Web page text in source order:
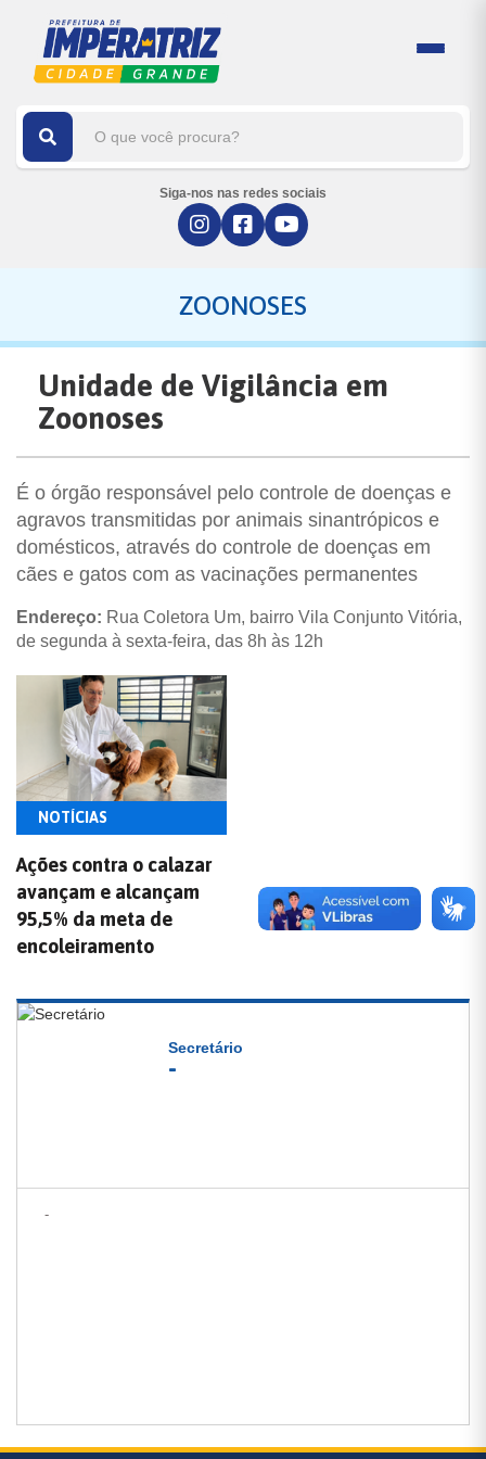
Siga-nos nas redes sociais
ZOONOSES
Unidade de Vigilância em
Zoonoses
É o órgão responsável pelo controle de doenças e
agravos transmitidas por animais sinantrópicos e
domésticos, através do controle de doenças em
cães e gatos com as vacinações permanentes
Endereço: Rua Coletora Um, bairro Vila Conjunto Vitória,
de segunda à sexta-feira, das 8h às 12h
NOTÍCIAS
Ações contra o calazar
avançam e alcançam
95,5% da meta de
encoleiramento
Secretário
-
-